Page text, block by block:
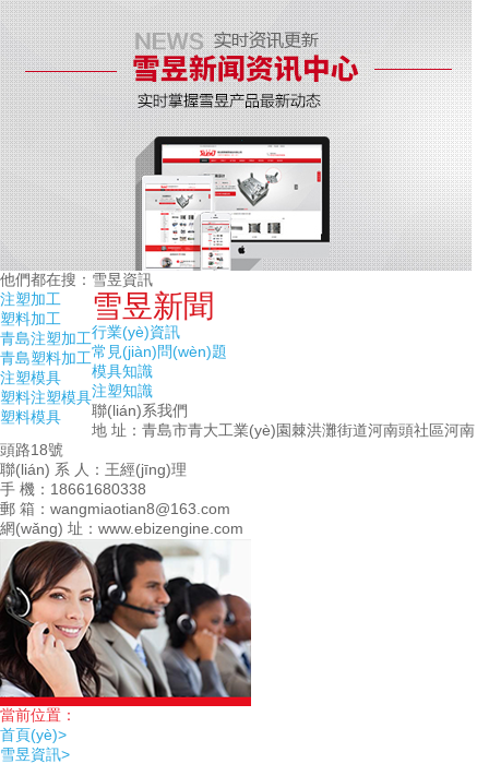
他們都在搜：
注塑加工
塑料加工
青島注塑加工
青島塑料加工
注塑模具
塑料注塑模具
塑料模具
雪昱資訊
雪昱新聞
行業(yè)資訊
常見(jiàn)問(wèn)題
模具知識
注塑知識
聯(lián)系我們
地 址：青島市青大工業(yè)園棘洪灘街道河南頭社區河南
頭路18號
聯(lián) 系 人：王經(jīng)理
手 機：18661680338
郵 箱：wangmiaotian8@163.com
網(wǎng) 址：www.ebizengine.com
當前位置：
首頁(yè)>
雪昱資訊>